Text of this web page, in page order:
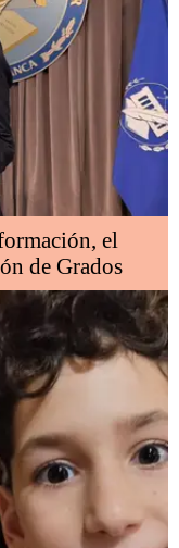
el
de Grados